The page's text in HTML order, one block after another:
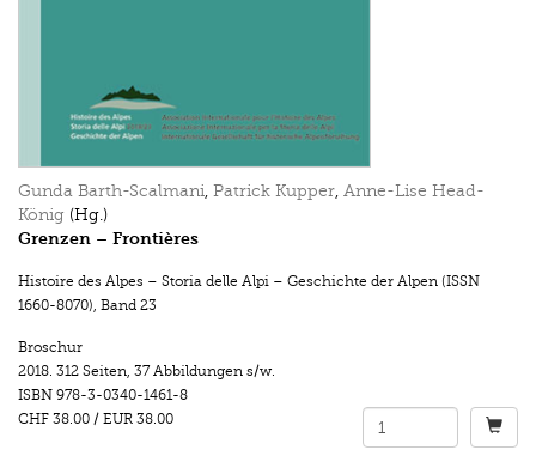
Gunda Barth-Scalmani, Patrick Kupper, Anne-Lise Head-
König (Hg.)
Grenzen – Frontières
Histoire des Alpes – Storia delle Alpi – Geschichte der Alpen (ISSN
1660-8070), Band 23
Broschur
2018. 312 Seiten, 37 Abbildungen s/w.
ISBN 978-3-0340-1461-8
CHF 38.00 / EUR 38.00